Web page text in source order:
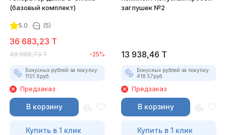
(базовый комплект)
5.0 (5)
36 683,23 T
48 988,73 T -25%
Бонусных рублей за покупку:
1101.6руб.
Предзаказ
В корзину
Купить в 1 клик
заглушек №2
13 938,46 T
Бонусных рублей за покупку:
418.57руб.
Предзаказ
В корзину
Купить в 1 клик